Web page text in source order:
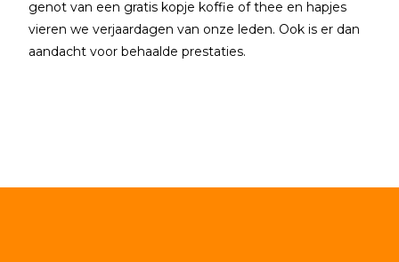
genot van een gratis kopje koffie of thee en hapjes
vieren we verjaardagen van onze leden. Ook is er dan
aandacht voor behaalde prestaties.